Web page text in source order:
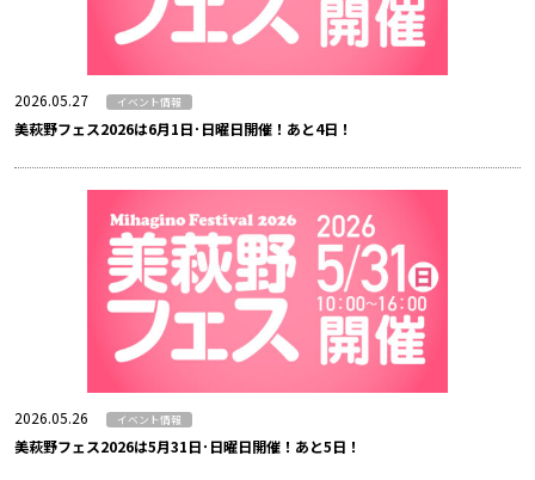
2026.05.27 イベント情報
美萩野フェス2026は6月1日･日曜日開催！あと4日！
2026.05.26 イベント情報
美萩野フェス2026は5月31日･日曜日開催！あと5日！